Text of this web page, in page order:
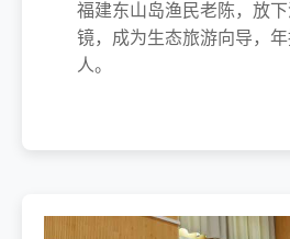
福建东山岛渔民老陈，放
镜，成为生态旅游向导，
人。